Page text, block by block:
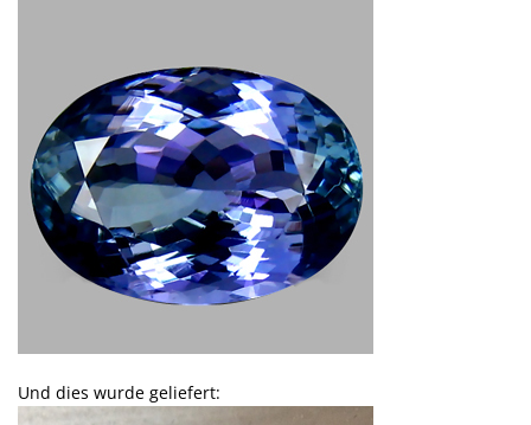
Und dies wurde geliefert: